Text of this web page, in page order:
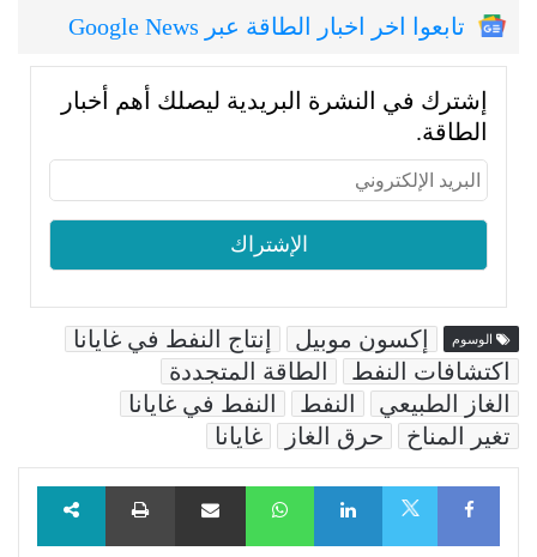
تابعوا اخر اخبار الطاقة عبر Google News
إشترك في النشرة البريدية ليصلك أهم أخبار
الطاقة.
الوسوم إكسون موبيل
إنتاج النفط في غايانا
اكتشافات النفط
الطاقة المتجددة
الغاز الطبيعي
النفط
النفط في غايانا
تغير المناخ
حرق الغاز غايانا
Facebook
LinkedIn
WhatsAppمشاركة عبر البريد طباعة